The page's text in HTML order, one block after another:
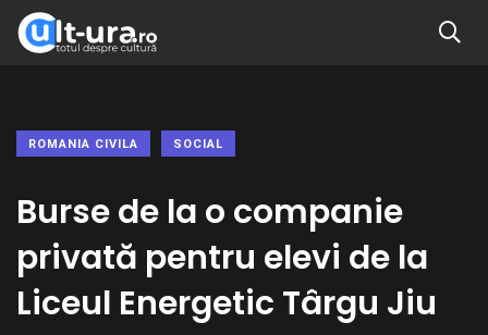
ROMANIA CIVILA SOCIAL
Burse de la o companie
privată pentru elevi de la
Liceul Energetic Târgu Jiu